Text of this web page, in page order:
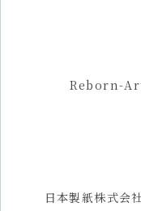
Reborn-
日本製紙株式会